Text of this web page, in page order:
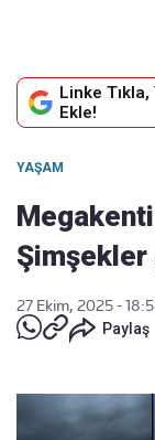
Linke
Ekle!
YAŞAM
Şimşekler
27 Ekim, 2025 -
Paylaş